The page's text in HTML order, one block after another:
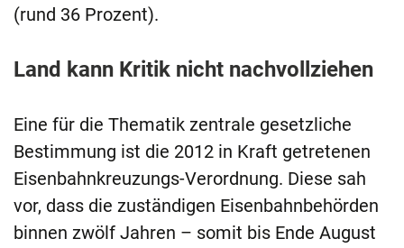
(rund 36 Prozent).
Land kann Kritik nicht nachvollziehen
Eine für die Thematik zentrale gesetzliche
Bestimmung ist die 2012 in Kraft getretenen
Eisenbahnkreuzungs-Verordnung. Diese sah
vor, dass die zuständigen Eisenbahnbehörden
binnen zwölf Jahren – somit bis Ende August